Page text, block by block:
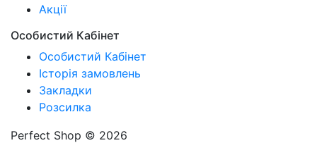
Акції
Особистий Кабінет
Особистий Кабінет
Історія замовлень
Закладки
Розсилка
Perfect Shop © 2026